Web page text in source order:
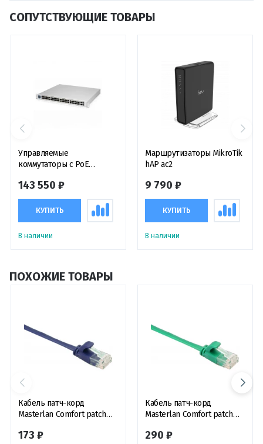
СОПУТСТВУЮЩИЕ ТОВАРЫ
Управляемые
коммутаторы с PoE
USW-Pro-48-POE Gen2
143 550 ₽
КУПИТЬ
В наличии
Маршрутизаторы MikroTik
hAP ac2
9 790 ₽
КУПИТЬ
В наличии
ПОХОЖИЕ ТОВАРЫ
Кабель патч-корд
Masterlan Comfort patch
неэкранированный, синий
173 ₽
Кабель патч-корд
Masterlan Comfort patch
неэкранированный,
290 ₽